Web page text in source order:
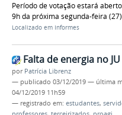
Período de votação estará
9h da próxima segunda-feira (27)
Localizado em Informes
Falta de energia no JU
por Patrícia Librenz
— publicado 03/12/2019 — última
04/12/2019 11h59
— registrado em: estudantes,